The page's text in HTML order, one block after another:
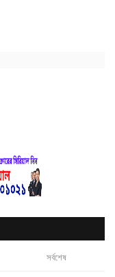
সর্বশেষ